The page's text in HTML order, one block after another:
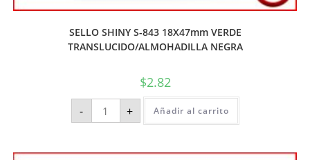
SELLO SHINY S-843 18X47mm VERDE
TRANSLUCIDO/ALMOHADILLA NEGRA
$2.82
- + Añadir al carrito